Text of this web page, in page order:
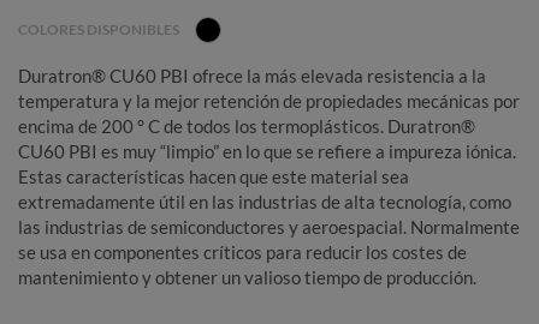
COLORES DISPONIBLES
Duratron® CU60 PBI ofrece la más elevada resistencia a la
temperatura y la mejor retención de propiedades mecánicas por
encima de 200 ° C de todos los termoplásticos. Duratron®
CU60 PBI es muy “limpio” en lo que se refiere a impureza iónica.
Estas características hacen que este material sea
extremadamente útil en las industrias de alta tecnología, como
las industrias de semiconductores y aeroespacial. Normalmente
se usa en componentes críticos para reducir los costes de
mantenimiento y obtener un valioso tiempo de producción.